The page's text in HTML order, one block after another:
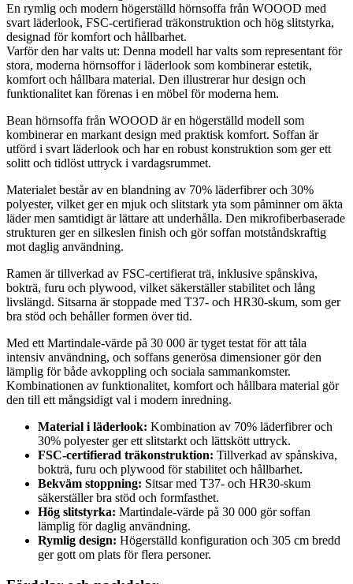
En rymlig och modern högerställd hörnsoffa från WOOOD med
svart läderlook, FSC-certifierad träkonstruktion och hög slitstyrka,
designad för komfort och hållbarhet.
Varför den har valts ut: Denna modell har valts som representant för
stora, moderna hörnsoffor i läderlook som kombinerar estetik,
komfort och hållbara material. Den illustrerar hur design och
funktionalitet kan förenas i en möbel för moderna hem.
Bean hörnsoffa från WOOOD är en högerställd modell som
kombinerar en markant design med praktisk komfort. Soffan är
utförd i svart läderlook och har en robust konstruktion som ger ett
solitt och tidlöst uttryck i vardagsrummet.
Materialet består av en blandning av 70% läderfibrer och 30%
polyester, vilket ger en mjuk och slitstark yta som påminner om äkta
läder men samtidigt är lättare att underhålla. Den mikrofiberbaserade
strukturen ger en silkeslen finish och gör soffan motståndskraftig
mot daglig användning.
Ramen är tillverkad av FSC-certifierat trä, inklusive spånskiva,
bokträ, furu och plywood, vilket säkerställer stabilitet och lång
livslängd. Sitsarna är stoppade med T37- och HR30-skum, som ger
bra stöd och behåller formen över tid.
Med ett Martindale-värde på 30 000 är tyget testat för att tåla
intensiv användning, och soffans generösa dimensioner gör den
lämplig för både avkoppling och sociala sammankomster.
Kombinationen av funktionalitet, komfort och hållbara material gör
den till ett mångsidigt val i modern inredning.
Material i läderlook: Kombination av 70% läderfibrer och
30% polyester ger ett slitstarkt och lättskött uttryck.
FSC-certifierad träkonstruktion: Tillverkad av spånskiva,
bokträ, furu och plywood för stabilitet och hållbarhet.
Bekväm stoppning: Sitsar med T37- och HR30-skum
säkerställer bra stöd och formfasthet.
Hög slitstyrka: Martindale-värde på 30 000 gör soffan
lämplig för daglig användning.
Rymlig design: Högerställd konfiguration och 305 cm bredd
ger gott om plats för flera personer.